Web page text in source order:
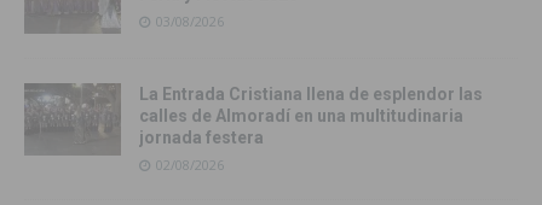
03/08/2026
La Entrada Cristiana llena de esplendor las
calles de Almoradí en una multitudinaria
jornada festera
02/08/2026